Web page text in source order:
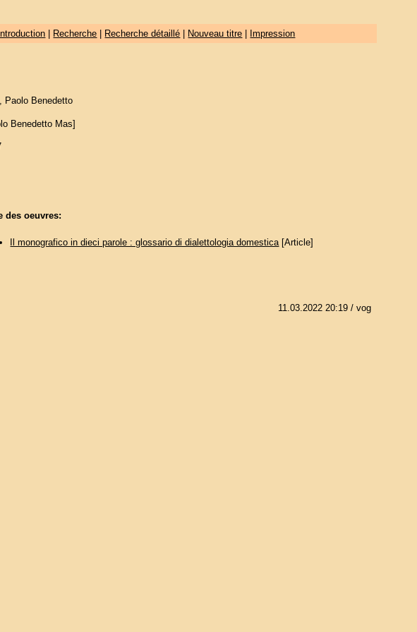
Introduction Recherche Recherche détaillé Nouveau titre Impression
Paolo Benedetto
Benedetto Mas]
des oeuvres:
Il monografico in dieci parole : glossario di dialettologia domestica[Article]
11.03.2022 20:19/ vog